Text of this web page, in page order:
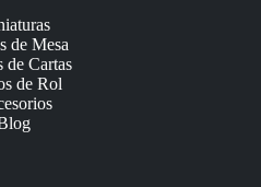
de Mesa
de Cartas
de Rol